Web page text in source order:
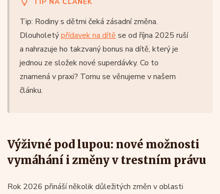
Tip: Rodiny s dětmi čeká zásadní změna.
Dlouholetýpřídavek na dítě se od října 2025 ruší
a nahrazuje ho takzvaný bonus na dítě, který je
jednou ze složek nové superdávky. Co to
znamená v praxi? Tomu se věnujeme v našem
článku.
Výživné pod lupou: nové možnosti
vymáhání i změny v trestním právu
Rok 2026 přináší několik důležitých změn v oblasti